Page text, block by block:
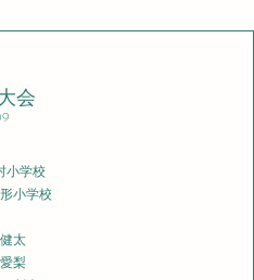
会
学校
小学校
太
梨